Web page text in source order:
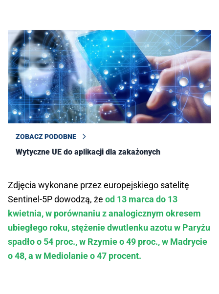
ZOBACZ PODOBNE
Wytyczne UE do aplikacji dla zakażonych
Zdjęcia wykonane przez europejskiego satelitę
Sentinel-5P dowodzą, że od 13 marca do 13
kwietnia, w porównaniu z analogicznym okresem
ubiegłego roku, stężenie dwutlenku azotu w Paryżu
spadło o 54 proc., w Rzymie o 49 proc., w Madrycie
o 48, a w Mediolanie o 47 procent.